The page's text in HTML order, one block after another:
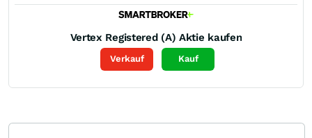
Vertex Registered (A) Aktie kaufen
Verkauf Kauf